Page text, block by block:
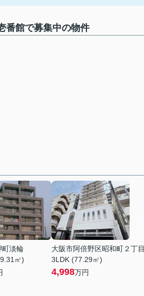
番館で募集中の物件
町淡輪
㎡)
大阪市阿倍野区昭和町２丁目
3LDK (77.29㎡)
4,998万円